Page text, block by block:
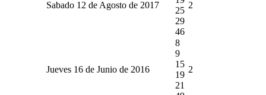
Sabado 12 de Agosto de 2017
25
29
46
2
Jueves 16 de Junio de 2016
8
9
15
19
21
2